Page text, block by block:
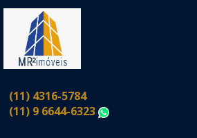
(11) 4316-5784
(11) 9 6644-6323